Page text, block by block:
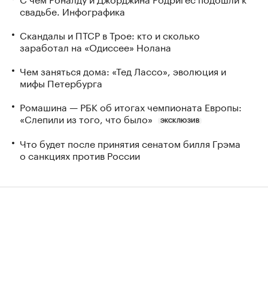
свадьбе. Инфографика
Скандалы и ПТСР в Трое: кто и сколько
заработал на «Одиссее» Нолана
Чем заняться дома: «Тед Лассо», эволюция и
мифы Петербурга
Ромашина — РБК об итогах чемпионата Европы:
«Слепили из того, что было»
ЭКСКЛЮЗИВ
Что будет после принятия сенатом билля Грэма
о санкциях против России